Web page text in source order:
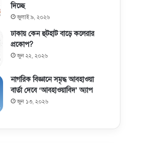
দিচ্ছে
জুলাই ৯, ২০২৬
ঢাকায় কেন হুটহাট বাড়ে কলেরার
প্রকোপ?
জুন ২২, ২০২৬
নাগরিক বিজ্ঞানে সমৃদ্ধ আবহাওয়া
বার্তা দেবে ‘আবহাওয়াবিদ’ অ্যাপ
জুন ১৩, ২০২৬